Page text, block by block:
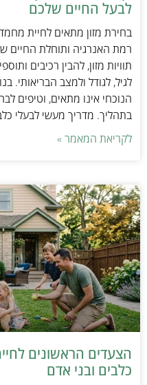
לבעל החיים שלכם
בחירת מזון מתאים לחיית
רמת האנרגיה ותוחלת החיים
תוויות מזון, להבין רכיבים
לגיל, לגודל ולמצב הבריאותי.
הנוכחי אינו מתאים, וטיפים
בתהליך. מדריך מעשי לבעלי
לקריאת המאמר »
הצעדים הראשונים
כלבים ובני אדם